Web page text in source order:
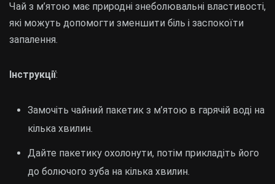
Чай з м’ятою має природні знеболювальні властивості,
які можуть допомогти зменшити біль і заспокоїти
запалення.
Інструкції:
Замочіть чайний пакетик з м’ятою в гарячій воді на
кілька хвилин.
Дайте пакетику охолонути, потім прикладіть його
до болючого зуба на кілька хвилин.